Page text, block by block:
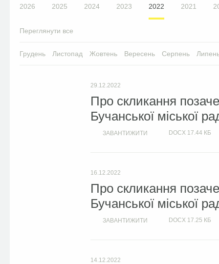
2026 2025 2024 2023 2022 2021
Переглянути все
Грудень Листопад Жовтень Вересень Серпень
29.12.2022
Про скликання
Бучанської міської
ЗАВАНТИЖИТИ DOCX 17.44 КБ
16.12.2022
Про скликання
Бучанської міської
ЗАВАНТИЖИТИ DOCX 17.25 КБ
14.12.2022